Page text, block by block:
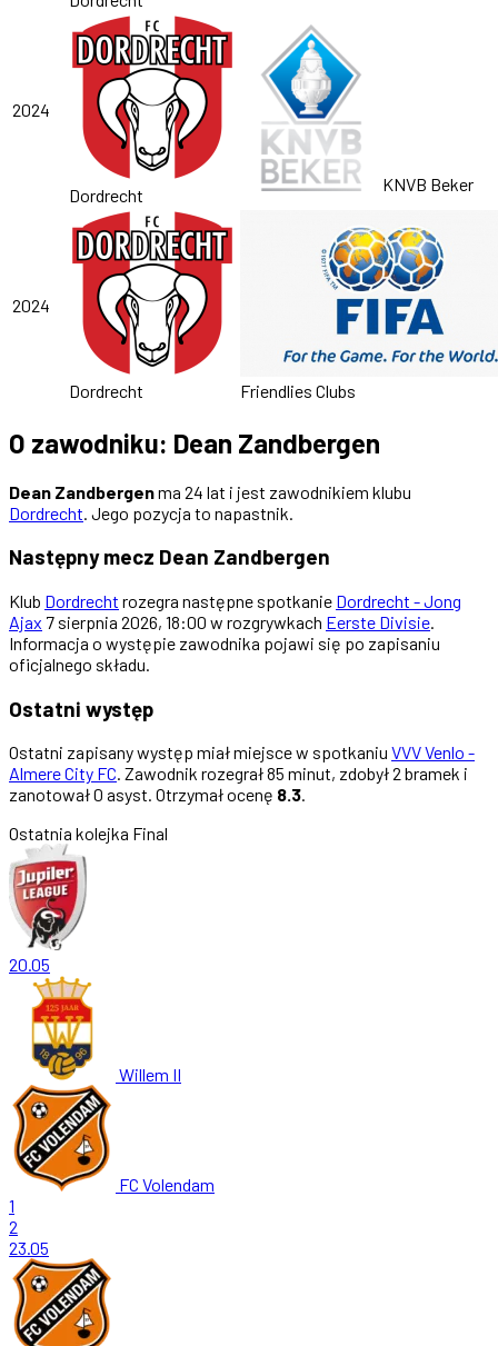
2024
Dordrecht
KNVB Beker
2024
Dordrecht Friendlies Clubs
O zawodniku: Dean Zandbergen
Dean Zandbergenma 24 lat i jest zawodnikiem klubu
Dordrecht . Jego pozycja to napastnik.
Następny mecz Dean Zandbergen
Klub Dordrecht rozegra następne spotkanie Dordrecht - Jong
Ajax 7 sierpnia 2026, 18:00 w rozgrywkach Eerste Divisie.
Informacja o występie zawodnika pojawi się po zapisaniu
oficjalnego składu.
Ostatni występ
Ostatni zapisany występ miał miejsce w spotkaniu VVV Venlo -
Almere City FC. Zawodnik rozegrał 85 minut, zdobył 2 bramek i
zanotował 0 asyst. Otrzymał ocenę 8.3.
Ostatnia kolejka Final
20.05
Willem II
FC Volendam
1
2
23.05